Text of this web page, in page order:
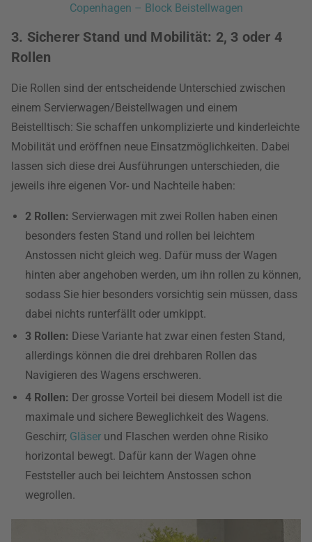
Copenhagen – Block Beistellwagen
3. Sicherer Stand und Mobilität: 2, 3 oder 4
Rollen
Die Rollen sind der entscheidende Unterschied zwischen
einem Servierwagen/Beistellwagen und einem
Beistelltisch: Sie schaffen unkomplizierte und kinderleichte
Mobilität und eröffnen neue Einsatzmöglichkeiten. Dabei
lassen sich diese drei Ausführungen unterschieden, die
jeweils ihre eigenen Vor- und Nachteile haben:
2 Rollen: Servierwagen mit zwei Rollen haben einen
besonders festen Stand und rollen bei leichtem
Anstossen nicht gleich weg. Dafür muss der Wagen
hinten aber angehoben werden, um ihn rollen zu können,
sodass Sie hier besonders vorsichtig sein müssen, dass
dabei nichts runterfällt oder umkippt.
3 Rollen: Diese Variante hat zwar einen festen Stand,
allerdings können die drei drehbaren Rollen das
Navigieren des Wagens erschweren.
4 Rollen: Der grosse Vorteil bei diesem Modell ist die
maximale und sichere Beweglichkeit des Wagens.
Geschirr, Gläser und Flaschen werden ohne Risiko
horizontal bewegt. Dafür kann der Wagen ohne
Feststeller auch bei leichtem Anstossen schon
wegrollen.